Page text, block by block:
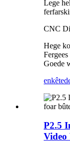
Lege
CNC
Hege
Fergees
Goede
enkête
P2.5
Video